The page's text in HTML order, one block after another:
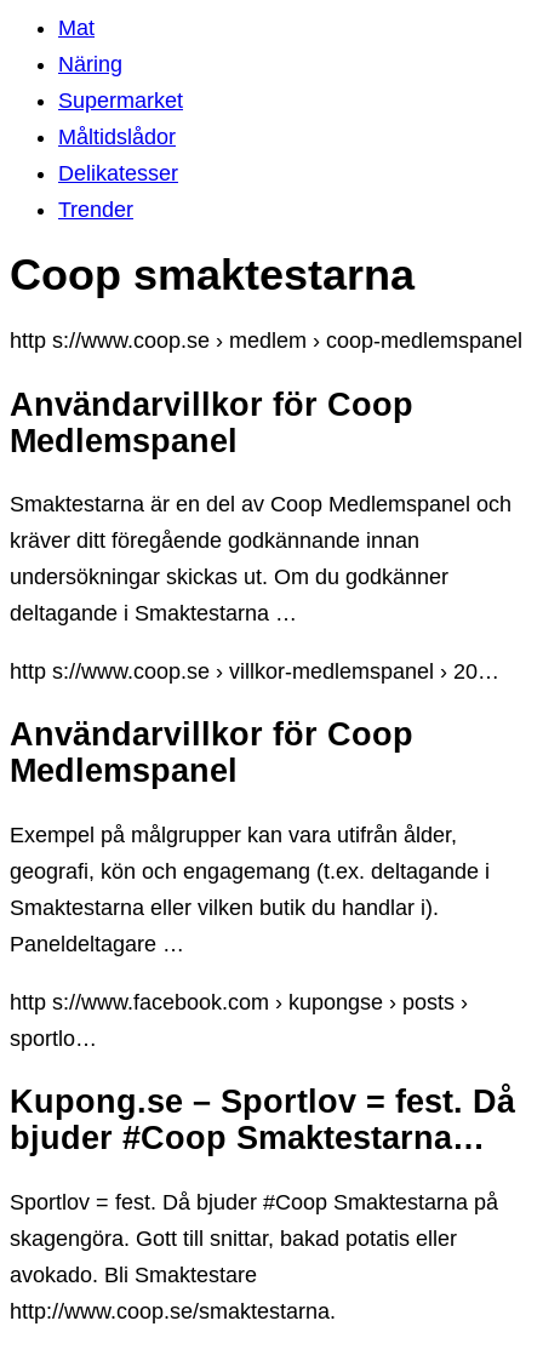
Mat
Näring
Supermarket
Måltidslådor
Delikatesser
Trender
Coop smaktestarna
http s://www.coop.se › medlem › coop-medlemspanel
Användarvillkor för Coop
Medlemspanel
Smaktestarna är en del av Coop Medlemspanel och
kräver ditt föregående godkännande innan
undersökningar skickas ut. Om du godkänner
deltagande i Smaktestarna …
http s://www.coop.se › villkor-medlemspanel › 20…
Användarvillkor för Coop
Medlemspanel
Exempel på målgrupper kan vara utifrån ålder,
geografi, kön och engagemang (t.ex. deltagande i
Smaktestarna eller vilken butik du handlar i).
Paneldeltagare …
http s://www.facebook.com › kupongse › posts ›
sportlo…
Kupong.se – Sportlov = fest. Då
bjuder #Coop Smaktestarna…
Sportlov = fest. Då bjuder #Coop Smaktestarna på
skagengöra. Gott till snittar, bakad potatis eller
avokado. Bli Smaktestare
http://www.coop.se/smaktestarna.